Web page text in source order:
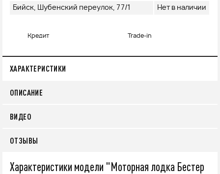
Бийск, Шубенский переулок, 77/1
Нет в наличии
Кредит Trade-in
ХАРАКТЕРИСТИКИ
ОПИСАНИЕ
ВИДЕО
ОТЗЫВЫ
Характеристики модели "Моторная лодка Бестер